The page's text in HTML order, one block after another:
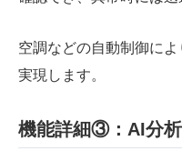
空調などの自動制御に
実現します。
機能詳細③：AI分